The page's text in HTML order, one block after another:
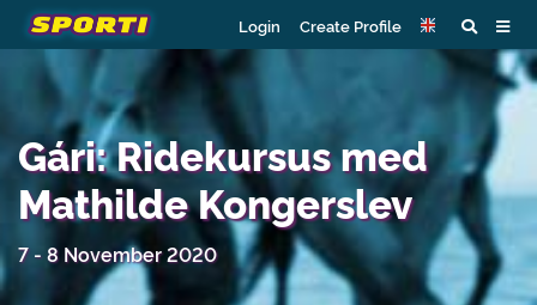
Login Create Profile
Gári: Ridekursus med
Mathilde Kongerslev
7 - 8 November 2020